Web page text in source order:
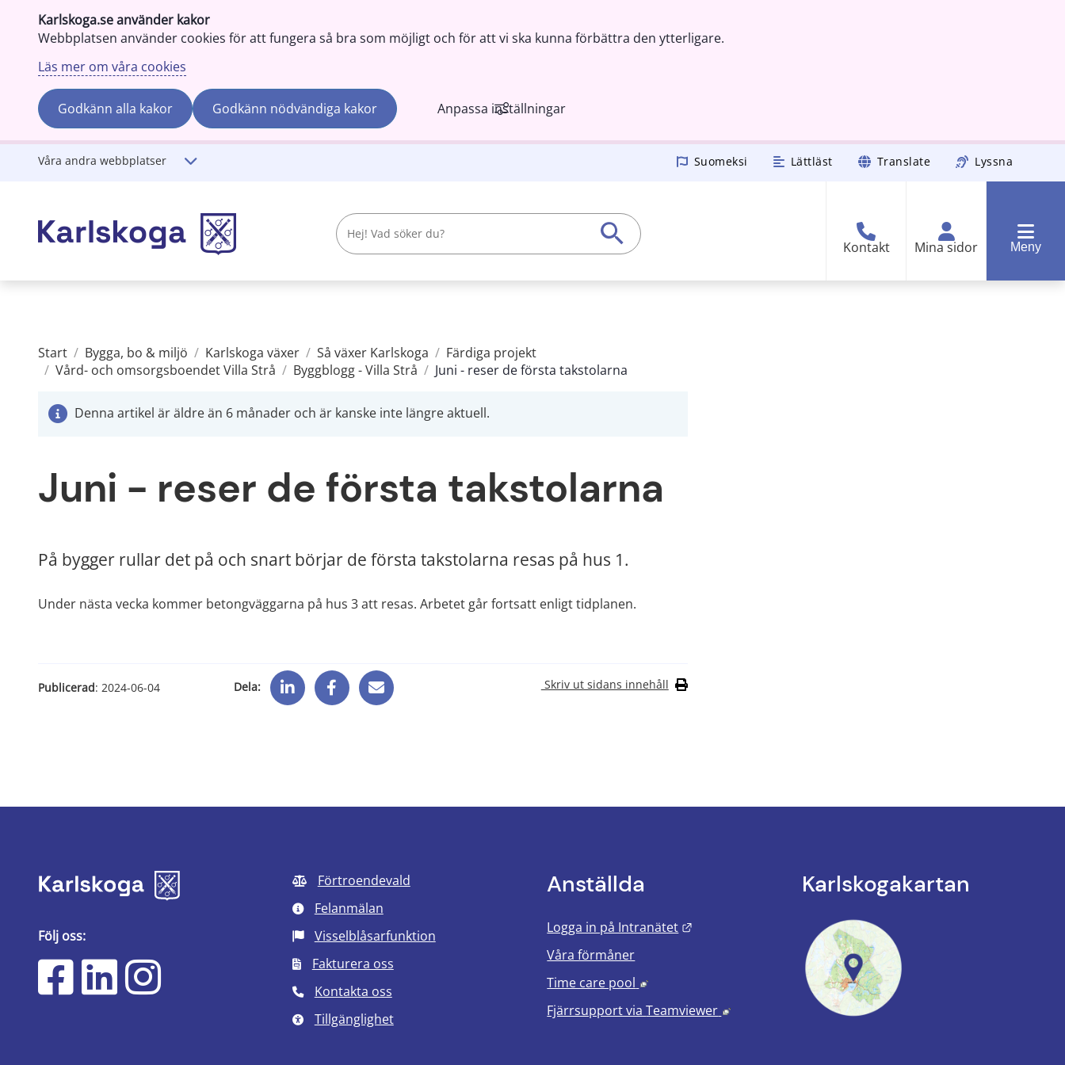
Karlskoga.se använder kakor
Webbplatsen använder cookies för att fungera så bra som möjligt och för att vi ska kunna förbättra den ytterligare.
Läs mer om våra cookies
Godkänn alla kakor Godkänn nödvändiga kakor Anpassa inställningar
Gå till innehåll
Våra andra webbplatser Suomeksi Lättläst Translate Lyssna
Kontakt Mina sidor Meny
Start / Bygga, bo & miljö / Karlskoga växer / Så växer Karlskoga / Färdiga projekt
/ Vård- och omsorgsboendet Villa Strå / Byggblogg - Villa Strå / Juni - reser de första takstolarna
Denna artikel är äldre än 6 månader och är kanske inte längre aktuell.
Juni - reser de första takstolarna
På bygger rullar det på och snart börjar de första takstolarna resas på hus 1.
Under nästa vecka kommer betongväggarna på hus 3 att resas. Arbetet går fortsatt enligt tidplanen.
Publicerad: 2024-06-04 Dela: Skriv ut sidans innehåll
Följ oss:
Förtroendevald
Felanmälan
Visselblåsarfunktion
Fakturera oss
Kontakta oss
Tillgänglighet
Anställda
Logga in på Intranätet
Länk till annan webbplats.
Våra förmåner
Time care pool
Länk till annan webbplats, öppnas i nytt fönster.
Fjärrsupport viaTeamviewer Länk till annan webbplats, öppnas i nytt fönster.
Karlskoga­kartan